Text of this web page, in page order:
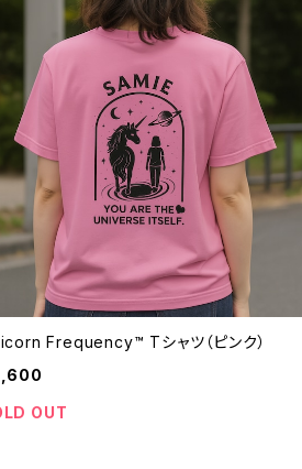
Frequency™ Tシャツ（ピンク）
OUT